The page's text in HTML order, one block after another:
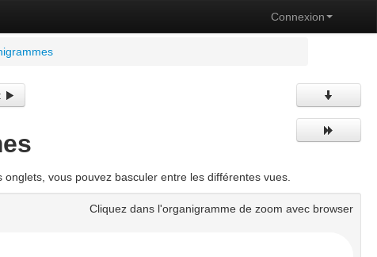
Connexion
vous pouvez basculer entre les différentes vues.
Cliquez dans l'organigramme de zoom avec browser